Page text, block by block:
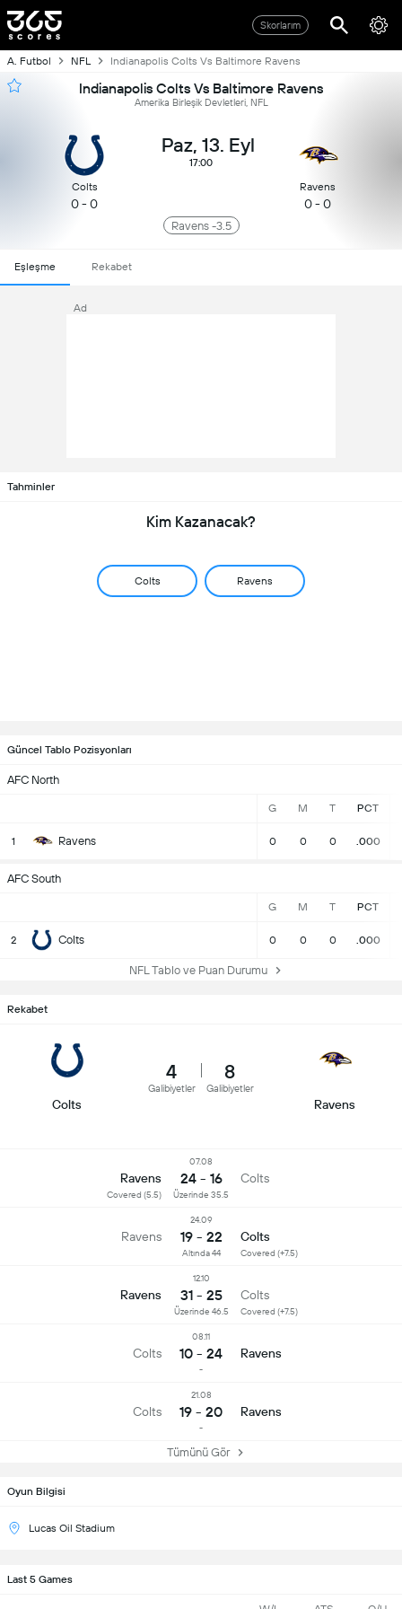
Skorlarım
A. Futbol NFL Indianapolis Colts Vs Baltimore Ravens
Indianapolis Colts Vs Baltimore Ravens
Amerika Birleşik Devletleri, NFL
Colts
0 - 0
Paz, 13. Eyl
17:00
Ravens
0 - 0
Ravens -3.5
Eşleşme Rekabet
Ad
Tahminler
Kim Kazanacak?
Colts Ravens
Güncel Tablo Pozisyonları
AFC North
G M T PCT
1 Ravens 0 0 0 .000
AFC South
G M T PCT
2 Colts 0 0 0 .000
NFL Tablo ve Puan Durumu
Oyun Bilgisi
Lucas Oil Stadium
Last 5 Games
Rekabet
Colts
4
Galibiyetler
8
Galibiyetler
Ravens
Ravens
Covered (5.5)
07.08
24 - 16 Colts
Üzerinde 35.5
Ravens
24.09
19 - 22 Colts
Covered (+7.5)
Altında 44
Ravens
12.10
31 - 25 Colts
Covered (+7.5)
Üzerinde 46.5
Colts
08.11
10 - 24 Ravens
-
Colts
21.08
19 - 20 Ravens
-
Tümünü Gör